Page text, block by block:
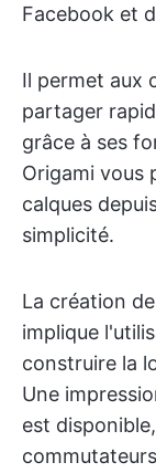
Facebook et
Il permet aux
partager
grâce à ses
Origami vous
calques
simplicité.
La création
implique
construire la
Une
est